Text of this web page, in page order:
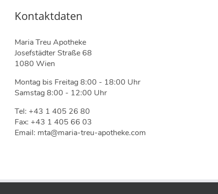
Kontaktdaten
Maria Treu Apotheke
Josefstädter Straße 68
1080 Wien
Montag bis Freitag 8:00 - 18:00 Uhr
Samstag 8:00 - 12:00 Uhr
Tel: +43 1 405 26 80
Fax: +43 1 405 66 03
Email: mta@maria-treu-apotheke.com